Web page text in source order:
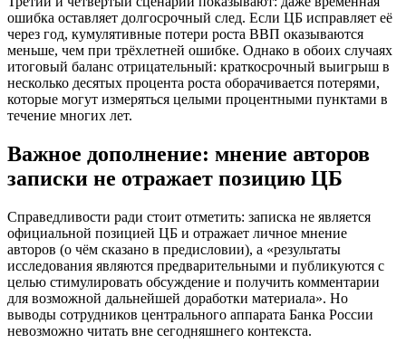
ошибка оставляет долгосрочный след. Если ЦБ исправляет её
через год, кумулятивные потери роста ВВП оказываются
меньше, чем при трёхлетней ошибке. Однако в обоих случаях
итоговый баланс отрицательный: краткосрочный выигрыш в
несколько десятых процента роста оборачивается потерями,
которые могут измеряться целыми процентными пунктами в
течение многих лет.
Важное дополнение: мнение авторов
записки не отражает позицию ЦБ
Справедливости ради стоит отметить: записка не является
официальной позицией ЦБ и отражает личное мнение
авторов (о чём сказано в предисловии), а «результаты
исследования являются предварительными и публикуются с
целью стимулировать обсуждение и получить комментарии
для возможной дальнейшей доработки материала». Но
выводы сотрудников центрального аппарата Банка России
невозможно читать вне сегодняшнего контекста.